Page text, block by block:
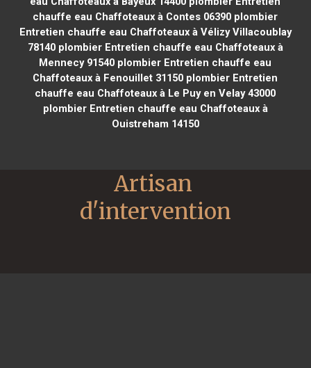
chauffe eau Chaffoteaux à Contes 06390 plombier
Entretien chauffe eau Chaffoteaux à Vélizy Villacoublay
78140plombier Entretien chauffe eau Chaffoteaux à
Mennecy 91540 plombier Entretien chauffe eau
Chaffoteaux à Fenouillet 31150 plombier Entretien
chauffe eau Chaffoteaux à Le Puy en Velay 43000
plombier Entretien chauffe eau Chaffoteaux à
Ouistreham 14150
Artisan
d'intervention